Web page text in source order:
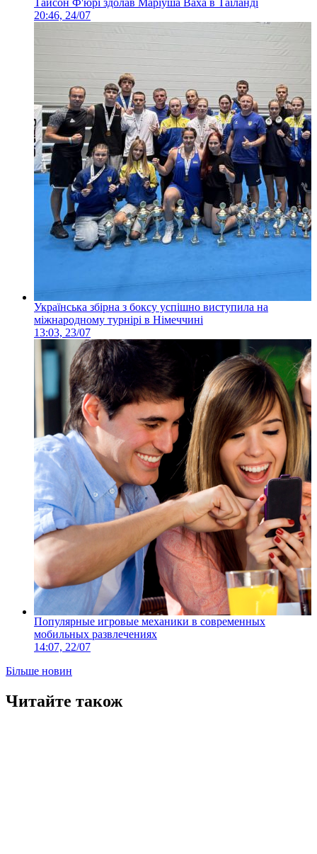
Тайсон Ф'юрі здолав Маріуша Ваха в Таїланді
20:46, 24/07
Українська збірна з боксу успішно виступила на
міжнародному турнірі в Німеччині
13:03, 23/07
Популярные игровые механики в современных
мобильных развлечениях
14:07, 22/07
Більше новин
Читайте також